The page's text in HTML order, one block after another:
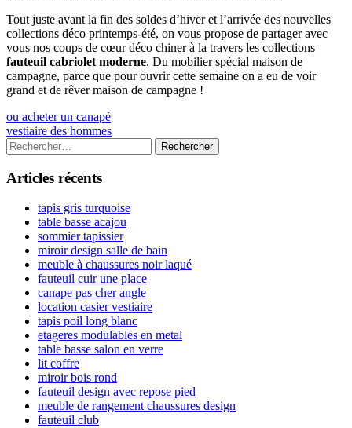
Tout juste avant la fin des soldes d’hiver et l’arrivée des nouvelles
collections déco printemps-été, on vous propose de partager avec
vous nos coups de cœur déco chiner à la travers les collections
fauteuil cabriolet moderne. Du mobilier spécial maison de
campagne, parce que pour ouvrir cette semaine on a eu de voir
grand et de rêver maison de campagne !
Navigation
de
l’article
Previous
article:
ou acheter un canapé
Next
article:
vestiaire des hommes
Colonne
latérale
principale
Rechercher :
Articles récents
tapis gris turquoise
table basse acajou
sommier tapissier
miroir design salle de bain
meuble à chaussures noir laqué
fauteuil cuir une place
canape pas cher angle
location casier vestiaire
tapis poil long blanc
etageres modulables en metal
table basse salon en verre
lit coffre
miroir bois rond
fauteuil design avec repose pied
meuble de rangement chaussures design
fauteuil club